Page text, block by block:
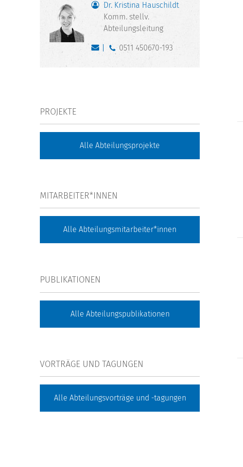
Dr. Kristina Hauschildt
Komm. stellv.
Abteilungsleitung
0511 450670-193
PROJEKTE
Alle Abteilungsprojekte
MITARBEITER*INNEN
Alle Abteilungsmitarbeiter*innen
PUBLIKATIONEN
Alle Abteilungspublikationen
VORTRÄGE UND TAGUNGEN
Alle Abteilungsvorträge und -tagungen